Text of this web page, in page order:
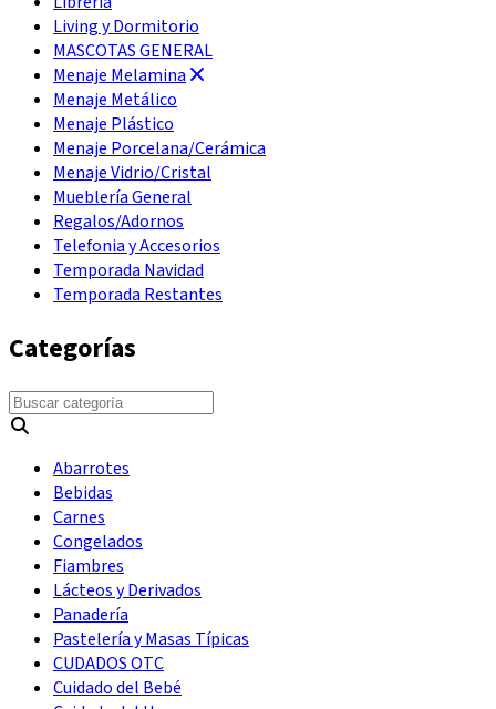
Living y Dormitorio
MASCOTAS GENERAL
Menaje Melamina
Menaje Metálico
Menaje Plástico
Menaje Porcelana/Cerámica
Menaje Vidrio/Cristal
Mueblería General
Regalos/Adornos
Telefonia y Accesorios
Temporada Navidad
Temporada Restantes
Categorías
Abarrotes
Bebidas
Carnes
Congelados
Fiambres
Lácteos y Derivados
Panadería
Pastelería y Masas Típicas
CUDADOS OTC
Cuidado del Bebé